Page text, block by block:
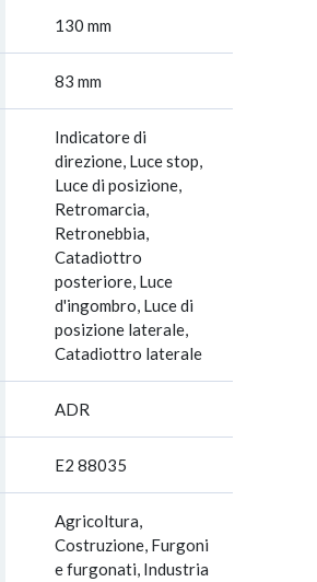
130 mm
83 mm
Indicatore di
direzione, Luce stop,
Luce di posizione,
Retromarcia,
Retronebbia,
Catadiottro
posteriore, Luce
d'ingombro, Luce di
posizione laterale,
Catadiottro laterale
ADR
E2 88035
Agricoltura,
Costruzione, Furgoni
e furgonati, Industria